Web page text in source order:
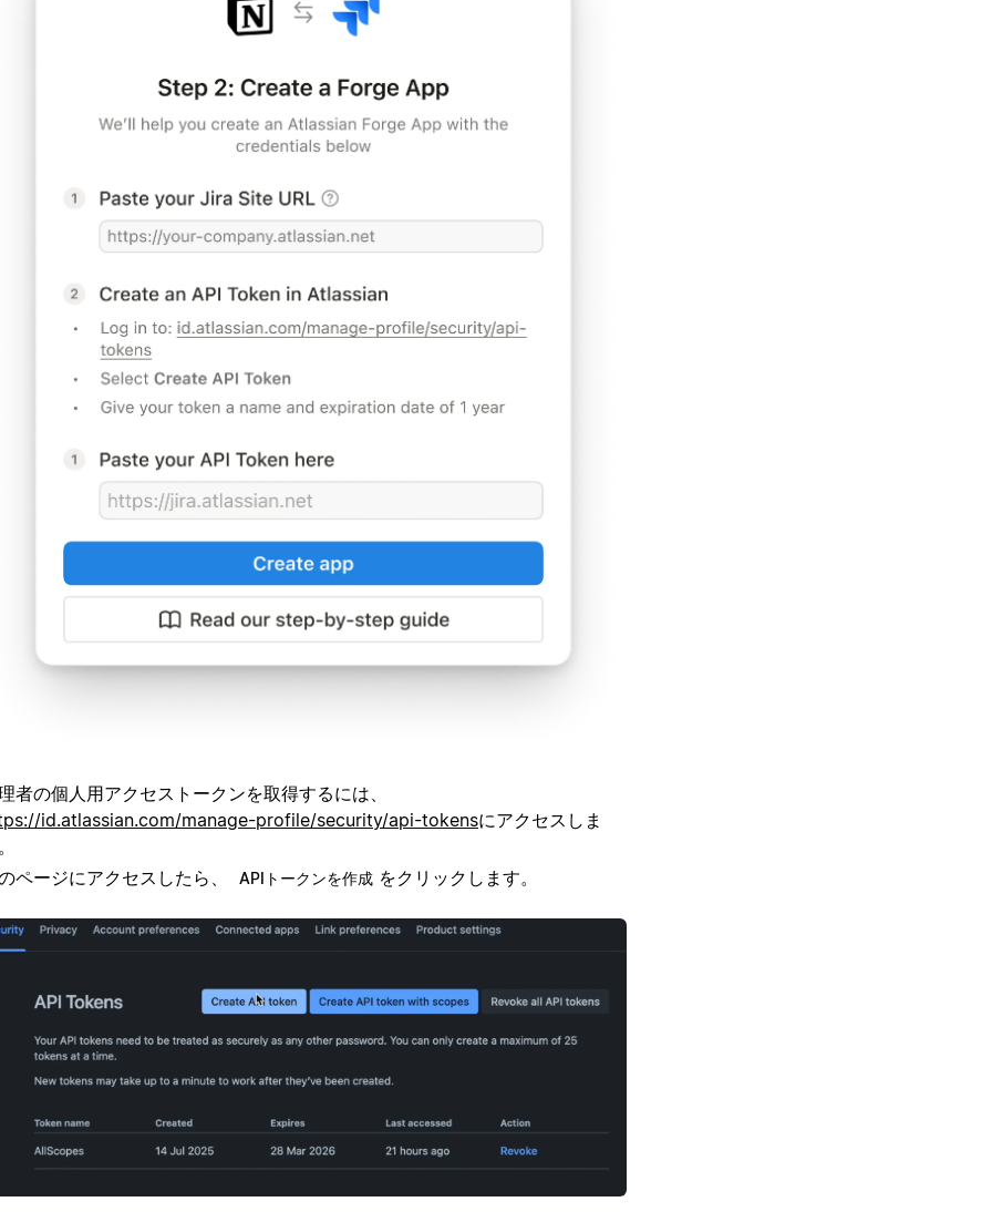
者の個人用アクセストークンを取得するには、
id.atlassian.com/manage-profile/security/api-tokensにアクセスしま
ページにアクセスしたら、
APIトークンを作成 をクリックします。